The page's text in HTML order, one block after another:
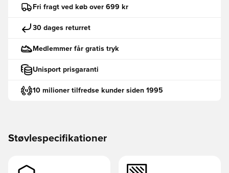
Fri fragt ved køb over 699 kr
30 dages returret
Medlemmer får gratis tryk
Unisport prisgaranti
10 milioner tilfredse kunder siden 1995
Støvlespecifikationer